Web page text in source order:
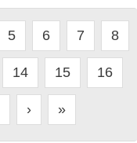
5 6 7 8
14 15 16
› »